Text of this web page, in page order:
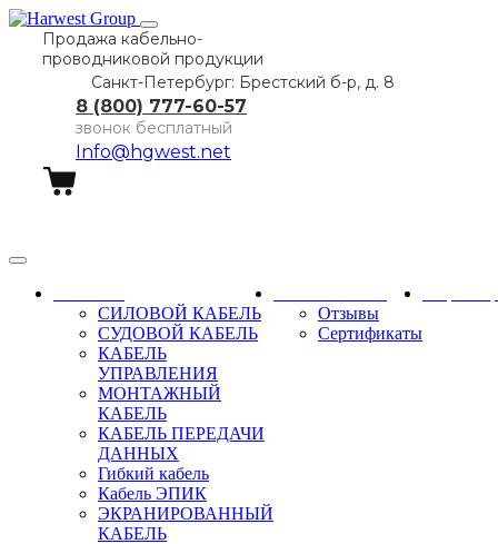
Продажа кабельно-
проводниковой продукции
Санкт-Петербург: Брестский б-р, д. 8
8 (800) 777-60-57
звонок бесплатный
Info@hgwest.net
СИЛОВОЙ КАБЕЛЬ
СУДОВОЙ КАБЕЛЬ
КАБЕЛЬ
УПРАВЛЕНИЯ
МОНТАЖНЫЙ
КАБЕЛЬ
КАБЕЛЬ ПЕРЕДАЧИ
ДАННЫХ
Гибкий кабель
Кабель ЭПИК
ЭКРАНИРОВАННЫЙ
КАБЕЛЬ
Отзывы
Сертификаты